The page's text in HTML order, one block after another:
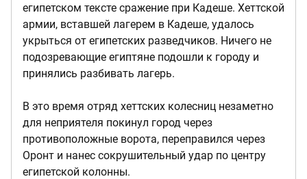
египетском тексте сражение при Кадеше. Хеттской
армии, вставшей лагерем в Кадеше, удалось
укрыться от египетских разведчиков. Ничего не
подозревающие египтяне подошли к городу и
принялись разбивать лагерь.
В это время отряд хеттских колесниц незаметно
для неприятеля покинул город через
противоположные ворота, переправился через
Оронт и нанес сокрушительный удар по центру
египетской колонны.